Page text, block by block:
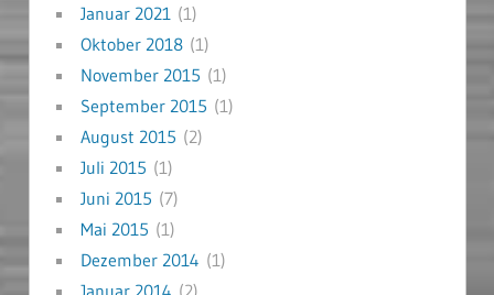
Januar 2021 (1)
Oktober 2018(1)
November 2015 (1)
September 2015 (1)
August 2015 (2)
Juli 2015 (1)
Juni 2015 (7)
Mai 2015 (1)
Dezember 2014 (1)
Januar 2014 (2)